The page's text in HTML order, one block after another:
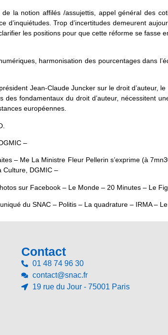
la notion affilés /assujettis, appel général des
d’inquiétudes. Trop d’incertitudes demeurent
les positions pour que cette réforme se fasse
harmonisation des pourcentages dans
Jean-Claude Juncker sur le droit d’auteur,
fondamentaux du droit d’auteur, nécessitent
européennes.
–
– Me La Ministre Fleur Pellerin s’exprime (à
Culture, DGMIC –
sur Facebook – Le Monde – 20 Minutes – Le
du SNAC – Politis – La quadrature – IRMA –
Contact
01 48 74 96 30
contact@snac.fr
19 rue du Jour - 75001 Paris